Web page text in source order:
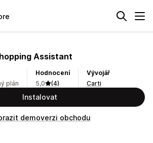
Assistant
plán
Hodnocení
5,0
(4)
Vývojář
Carti
Instalovat
demoverzi obchodu